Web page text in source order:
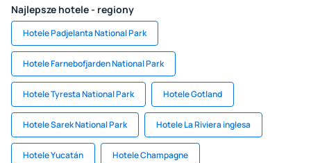
Najlepsze hotele - regiony
Hotele Padjelanta National Park
Hotele Farnebofjarden National Park
Hotele Tyresta National Park Hotele Gotland
Hotele Sarek National Park Hotele La Riviera inglesa
Hotele Yucatán Hotele Champagne